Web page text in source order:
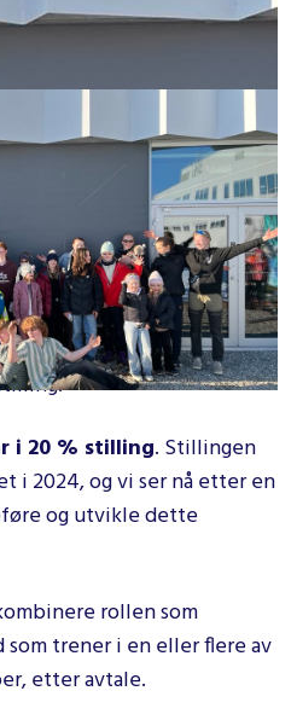
er en av Nord-Norges
over 2000 medlemmer
Norges nest største
Tromsø klatresenter (TKS),
leder og ansatte. TKK har
instruktører, i tillegg til
i 20 % stilling. Stillingen
i 2024, og vi ser nå etter en
og utvikle dette
rollen som
trener i en eller flere av
etter avtale.